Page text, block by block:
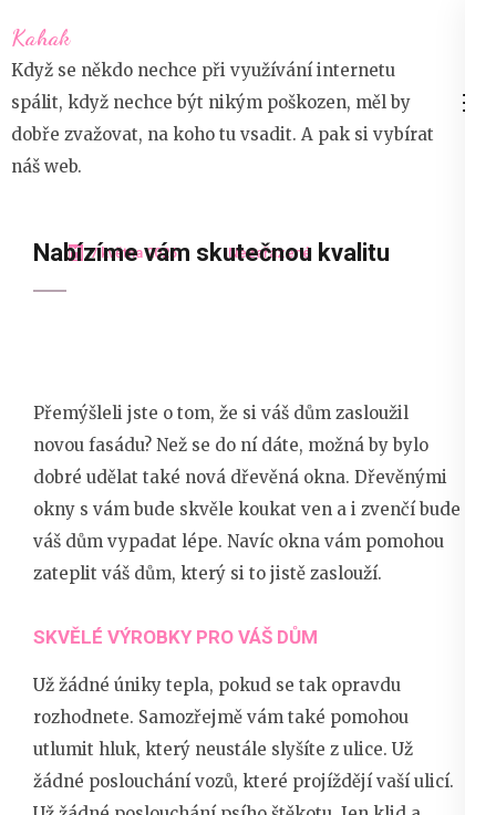
na
obsah
(stiskněte
Enter)
Kahak
Když se někdo nechce při využívání internetu
spálit, když nechce být nikým poškozen, měl by
dobře zvažovat, na koho tu vsadit. A pak si vybírat
náš web.
7 května 2025 Nezařazené
Nabízíme vám skutečnou kvalitu
Přemýšleli jste o tom, že si váš dům zasloužil
novou fasádu? Než se do ní dáte, možná by bylo
dobré udělat také nová dřevěná okna. Dřevěnými
okny s vám bude skvěle koukat ven a i zvenčí bude
váš dům vypadat lépe. Navíc okna vám pomohou
zateplit váš dům, který si to jistě zaslouží.
SKVĚLÉ VÝROBKY PRO VÁŠ DŮM
Už žádné úniky tepla, pokud se tak opravdu
rozhodnete. Samozřejmě vám také pomohou
utlumit hluk, který neustále slyšíte z ulice. Už
žádné poslouchání vozů, které projíždějí vaší ulicí.